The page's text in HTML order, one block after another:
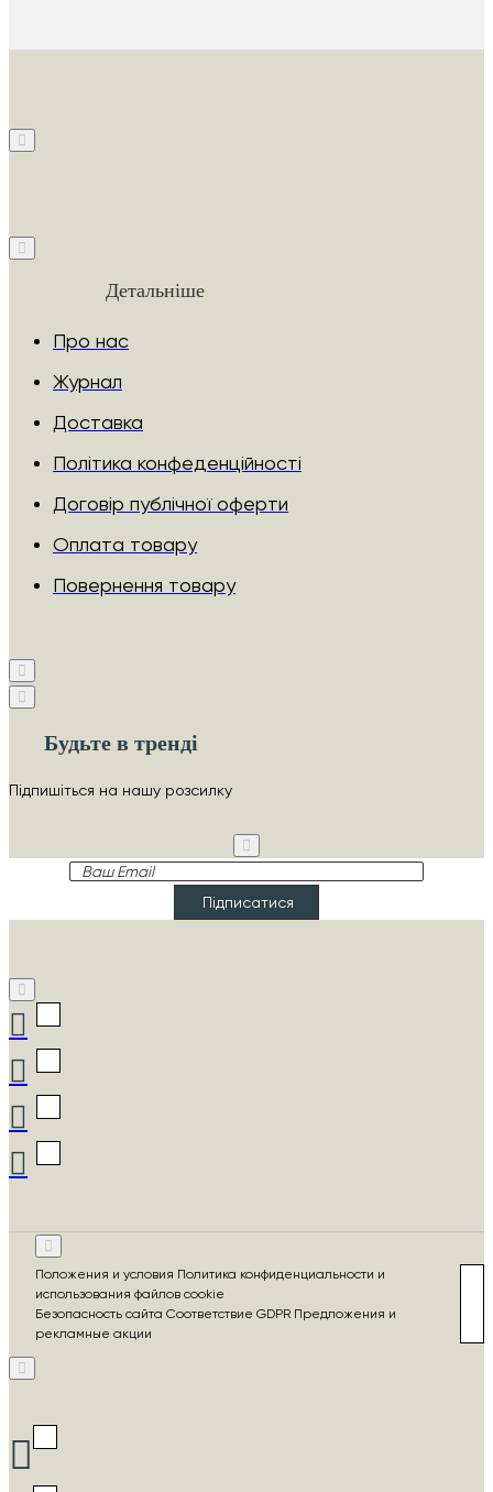
Детальніше
Про нас
Журнал
Доставка
Політика конфеденційності
Договір публічної оферти
Оплата товару
Повернення товару
Будьте в тренді
Підпишіться на нашу розсилку
Ваш
Підписатися
Положения и условия Политика конфиденциальности и
использования файлов cookie
Безопасность сайта Соответствие GDPR Предложения и
рекламные акции